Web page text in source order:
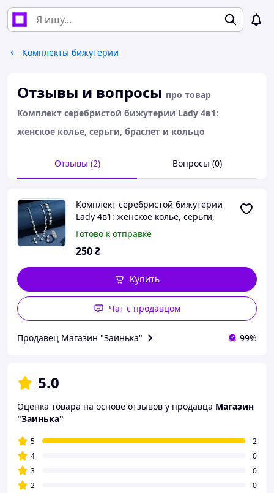
Комплекты бижутерии
Отзывы и вопросы про товар
Комплект серебристой бижутерии Lady 4в1:
женское колье, серьги, браслет и кольцо
Отзывы (2) Вопросы (0)
Комплект серебристой бижутерии
Lady 4в1: женское колье, серьги,
браслет и кольцо
Готово к отправке
250₴
Купить
Чат с продавцом
Продавец Магазин "Заинька" 99%
5.0
Оценка товара на основе отзывов у продавца Магазин
"Заинька"
5
2
4
0
3
0
2
0